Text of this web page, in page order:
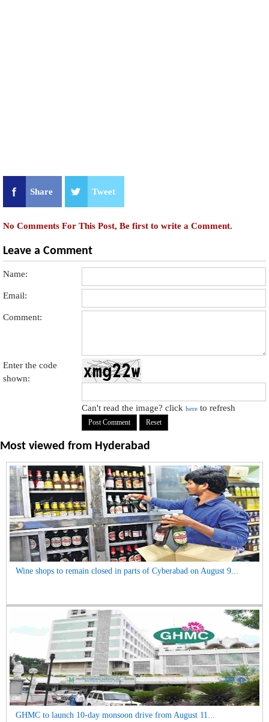
Share Tweet
No Comments For This Post, Be first to write a Comment.
Leave a Comment
Name:
Email:
Comment:
Enter the code
shown:
Can't read the image? clickhere to refresh
Most viewed from Hyderabad
Wine shops to remain closed in parts of Cyberabad on August 9...
GHMC to launch 10-day monsoon drive from August 11...